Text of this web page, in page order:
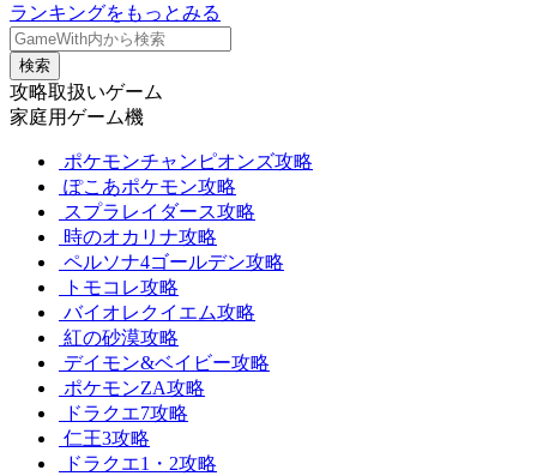
ランキングをもっとみる
検索
攻略取扱いゲーム
家庭用ゲーム機
ポケモンチャンピオンズ攻略
ぽこあポケモン攻略
スプラレイダース攻略
時のオカリナ攻略
ペルソナ4ゴールデン攻略
トモコレ攻略
バイオレクイエム攻略
紅の砂漠攻略
デイモン&ベイビー攻略
ポケモンZA攻略
ドラクエ7攻略
仁王3攻略
ドラクエ1・2攻略